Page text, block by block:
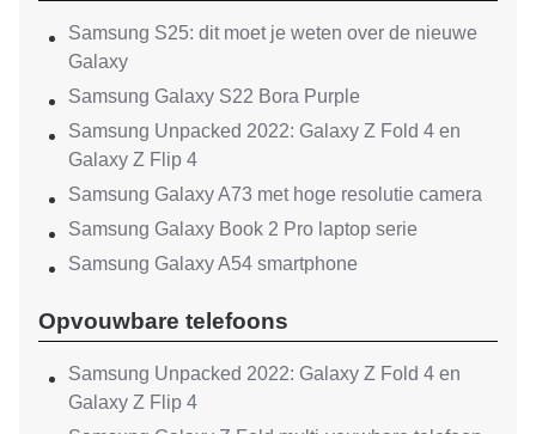
Samsung S25: dit moet je weten over de nieuwe
Galaxy
Samsung Galaxy S22 Bora Purple
Samsung Unpacked 2022: Galaxy Z Fold 4 en
Galaxy Z Flip 4
Samsung Galaxy A73 met hoge resolutie camera
Samsung Galaxy Book 2 Pro laptop serie
Samsung Galaxy A54 smartphone
Opvouwbare telefoons
Samsung Unpacked 2022: Galaxy Z Fold 4 en
Galaxy Z Flip 4